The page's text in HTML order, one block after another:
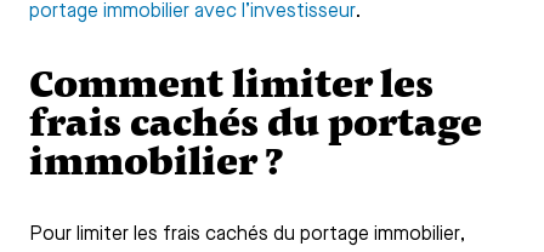
portage immobilier avec l’investisseur.
Comment limiter les
frais cachés du portage
immobilier ?
Pour limiter les frais cachés du portage immobilier,